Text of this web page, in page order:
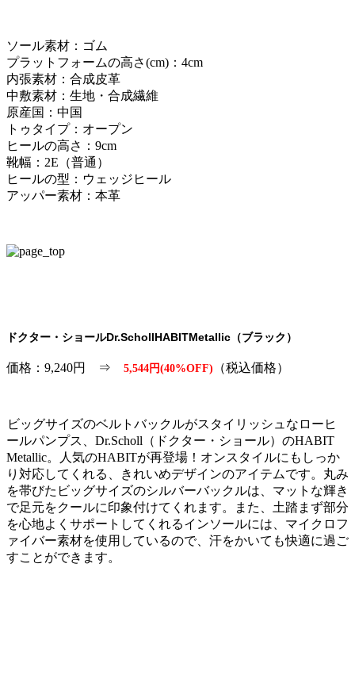
ソール素材：ゴム
プラットフォームの高さ(cm)：4cm
内張素材：合成皮革
中敷素材：生地・合成繊維
原産国：中国
トゥタイプ：オープン
ヒールの高さ：9cm
靴幅：2E（普通）
ヒールの型：ウェッジヒール
アッパー素材：本革
ドクター・ショールDr.SchollHABITMetallic（ブラック）
価格：9,240円 ⇒ 5,544円(40%OFF) （税込価格）
ビッグサイズのベルトバックルがスタイリッシュなローヒ
ールパンプス、Dr.Scholl（ドクター・ショール）のHABIT
Metallic。人気のHABITが再登場！オンスタイルにもしっか
り対応してくれる、きれいめデザインのアイテムです。丸み
を帯びたビッグサイズのシルバーバックルは、マットな輝き
で足元をクールに印象付けてくれます。また、土踏まず部分
を心地よくサポートしてくれるインソールには、マイクロフ
ァイバー素材を使用しているので、汗をかいても快適に過ご
すことができます。